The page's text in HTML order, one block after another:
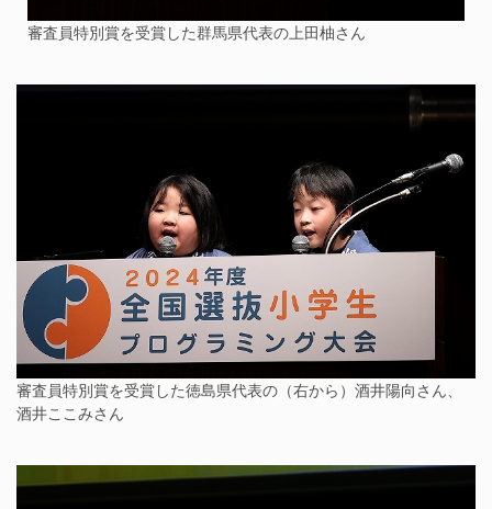
審査員特別賞を受賞した群馬県代表の上田柚さん
審査員特別賞を受賞した徳島県代表の（右から）酒井陽向さん、
酒井ここみさん